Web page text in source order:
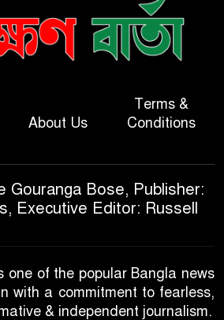
About Us
Terms &
Conditions
Gouranga Bose, Publisher:
Executive Editor: Russell
one of the popular Bangla news
with a commitment to fearless,
& independent journalism.